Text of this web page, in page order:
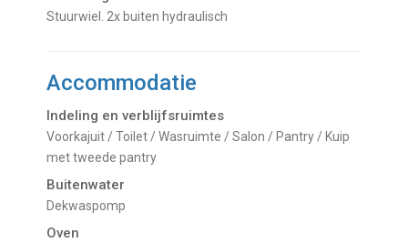
Stuurwiel. 2x buiten hydraulisch
Accommodatie
Indeling en verblijfsruimtes
Voorkajuit / Toilet / Wasruimte / Salon / Pantry / Kuip
met tweede pantry
Buitenwater
dekwaspomp
Oven